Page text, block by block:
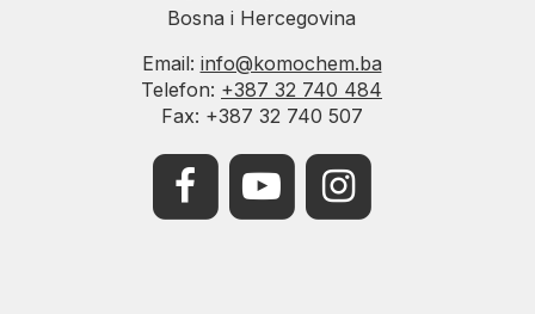
Bosna i Hercegovina
Email: info@komochem.ba
Telefon: +387 32 740 484
Fax: +387 32 740 507